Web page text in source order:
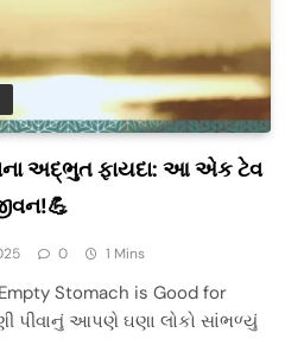
અદ્ભુત ફાયદા: આ એક ટેવ
0 1 Mins
Stomach is Good for
પીવાનું આપણે ઘણા લોકો સાંભળ્યું